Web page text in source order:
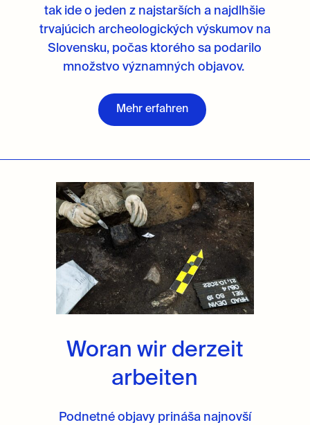
tak ide o jeden z najstarších a najdlhšie
trvajúcich archeologických výskumov na
Slovensku, počas ktorého sa podarilo
množstvo významných objavov.
Mehr erfahren
Woran wir derzeit
arbeiten
Podnetné objavy prináša najnovší